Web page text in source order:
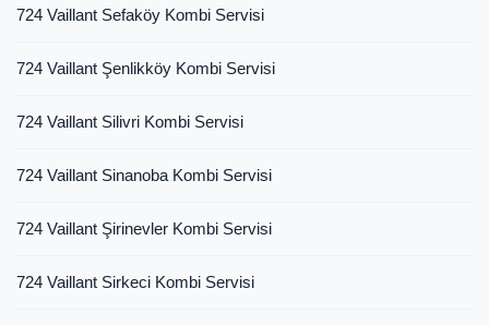
724 Vaillant Sefaköy Kombi Servisi
724 Vaillant Şenlikköy Kombi Servisi
724 Vaillant Silivri Kombi Servisi
724 Vaillant Sinanoba Kombi Servisi
724 Vaillant Şirinevler Kombi Servisi
724 Vaillant Sirkeci Kombi Servisi